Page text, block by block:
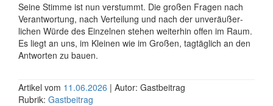
Seine Stimme ist nun verstummt. Die großen Fragen nach
Verant­wortung, nach Verteilung und nach der unver­äußer­
lichen Würde des Einzelnen stehen weiterhin offen im Raum.
Es liegt an uns, im Kleinen wie im Großen, tagtäglich an den
Antworten zu bauen.
Artikel vom 11.06.2026 | Autor: Gastbeitrag
Rubrik: Gastbeitrag